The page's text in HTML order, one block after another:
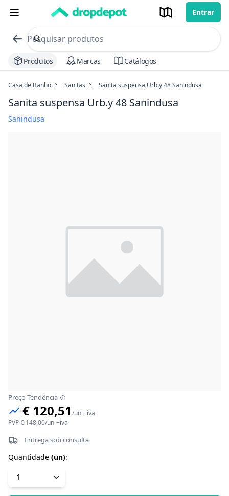
Entrar
commerce search no header
Procurar
Produtos Marcas Catálogos
Casa de Banho Sanitas Sanita suspensa Urb.y 48 Sanindusa
Sanita suspensa Urb.y 48 Sanindusa
Sanindusa
Preço Tendência
€ 120,51 /un +iva
PVP€ 148,00/un +iva
Entrega sob consulta
Quantidade (un):